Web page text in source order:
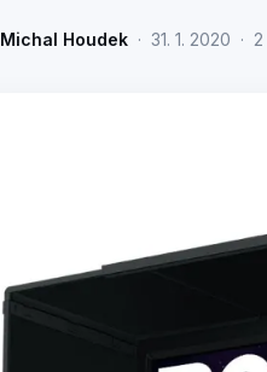
Michal Houdek · 31. 1. 2020 ·